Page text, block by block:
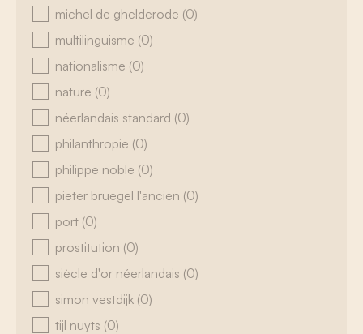
michel de ghelderode (0)
multilinguisme (0)
nationalisme (0)
nature (0)
néerlandais standard (0)
philanthropie (0)
philippe noble (0)
pieter bruegel l'ancien (0)
port (0)
prostitution (0)
siècle d'or néerlandais (0)
simon vestdijk (0)
tijl nuyts (0)